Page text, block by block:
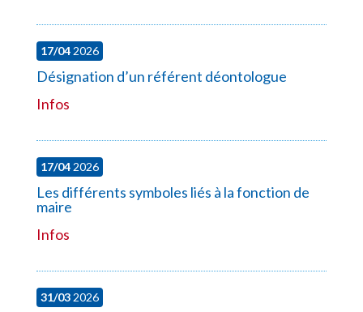
17/042026
Désignation d’un référent déontologue
Infos
17/042026
Les différents symboles liés à la fonction de
maire
Infos
31/032026